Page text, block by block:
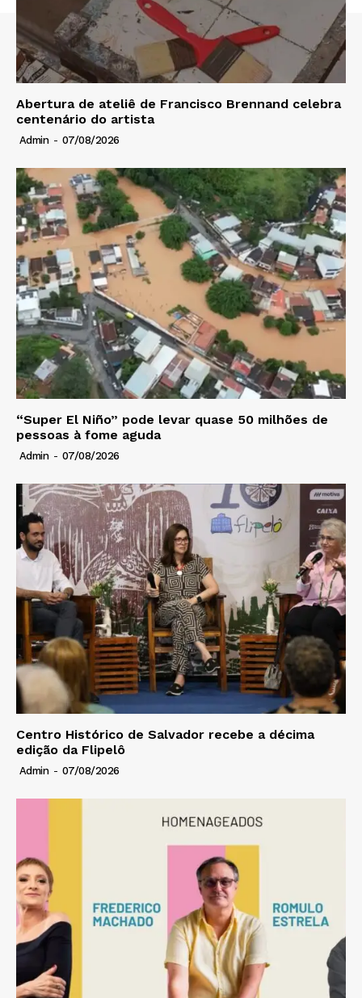
Abertura de ateliê de Francisco Brennand celebra
centenário do artista
Admin - 07/08/2026
“Super El Niño” pode levar quase 50 milhões de
pessoas à fome aguda
Admin - 07/08/2026
Centro Histórico de Salvador recebe a décima
edição da Flipelô
Admin - 07/08/2026